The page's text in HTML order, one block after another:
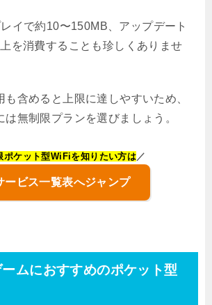
イで約10〜150MB、アップデート
上を消費することも珍しくありませ
も含めると上限に達しやすいため、
無制限プランを選びましょう。
ポケット型WiFiを知りたい方は ／
ービス一覧表へジャンプ
ムにおすすめのポケット型